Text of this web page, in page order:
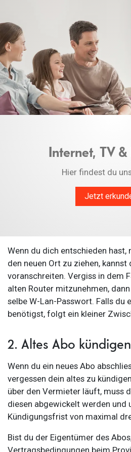
Internet, TV &
Hier findest du
Jetzt
Wenn du dich entschieden hast,
den neuen Ort zu ziehen,
voranschreiten. Vergiss in dem
alten Router mitzunehmen,
selbe W-Lan-Passwort. Falls du
benötigst, folgt ein kleiner
2. Altes Abo kündigen
Wenn du ein neues Abo
vergessen dein altes zu
über den Vermieter läuft, muss
diesen abgewickelt werden und
Kündigungsfrist von maximal
Bist du der Eigentümer des